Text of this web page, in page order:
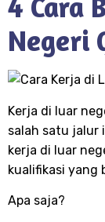
4 Cara
Negeri
Kerja di luar
salah satu jalur
kerja di luar
kualifikasi yang
Apa saja?